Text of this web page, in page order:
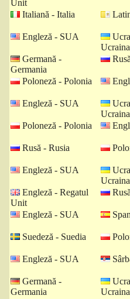
Unit
Italiană - Italia
Engleză - SUA
Ucraina
Germană -
Germania
Poloneză - Polonia
Engleză - SUA
Ucraina
Poloneză - Polonia
Rusă - Rusia
Engleză - SUA
Ucraina
Engleză - Regatul
Unit
Engleză - SUA
Suedeză - Suedia
Engleză - SUA
Germană -
Germania
Ucraina